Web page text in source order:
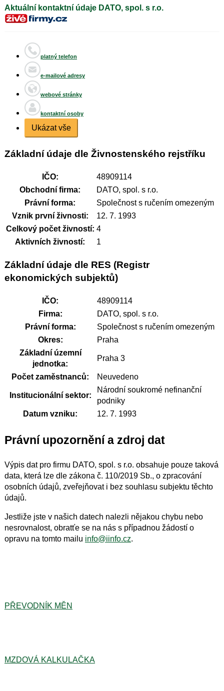
Aktuální kontaktní údaje DATO, spol. s r.o.
platný telefon
e-mailové adresy
webové stránky
kontaktní osoby
Ukázat vše
Základní údaje dle Živnostenského rejstříku
IČO:
48909114
Obchodní firma:
DATO, spol. s r.o.
Právní forma:
Společnost s ručením omezeným
Vznik první živnosti:
12. 7. 1993
Celkový počet živností: 4
Aktivních živností:
1
Základní údaje dle RES (Registr
ekonomických subjektů)
IČO:
48909114
Firma:
DATO, spol. s r.o.
Právní forma:
Společnost s ručením omezeným
Okres:
Praha
Základní územní
jednotka:
Praha 3
Počet zaměstnanců: Neuvedeno
Institucionální sektor:
Národní soukromé nefinanční
podniky
Datum vzniku:
12. 7. 1993
Právní upozornění a zdroj dat
Výpis dat pro firmu DATO, spol. s r.o. obsahuje pouze taková
data, která lze dle zákona č. 110/2019 Sb., o zpracování
osobních údajů, zveřejňovat i bez souhlasu subjektu těchto
údajů.
Jestliže jste v našich datech nalezli nějakou chybu nebo
nesrovnalost, obratťe se na nás s případnou žádostí o
opravu na tomto mailu info@iinfo.cz.
PŘEVODNÍK MĚN
MZDOVÁ KALKULAČKA